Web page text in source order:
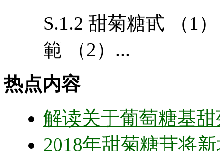
S.1.2 甜菊糖甙 （1
範 （2）...
热点内容
解读关于葡萄糖基
2018年甜菊糖苷将